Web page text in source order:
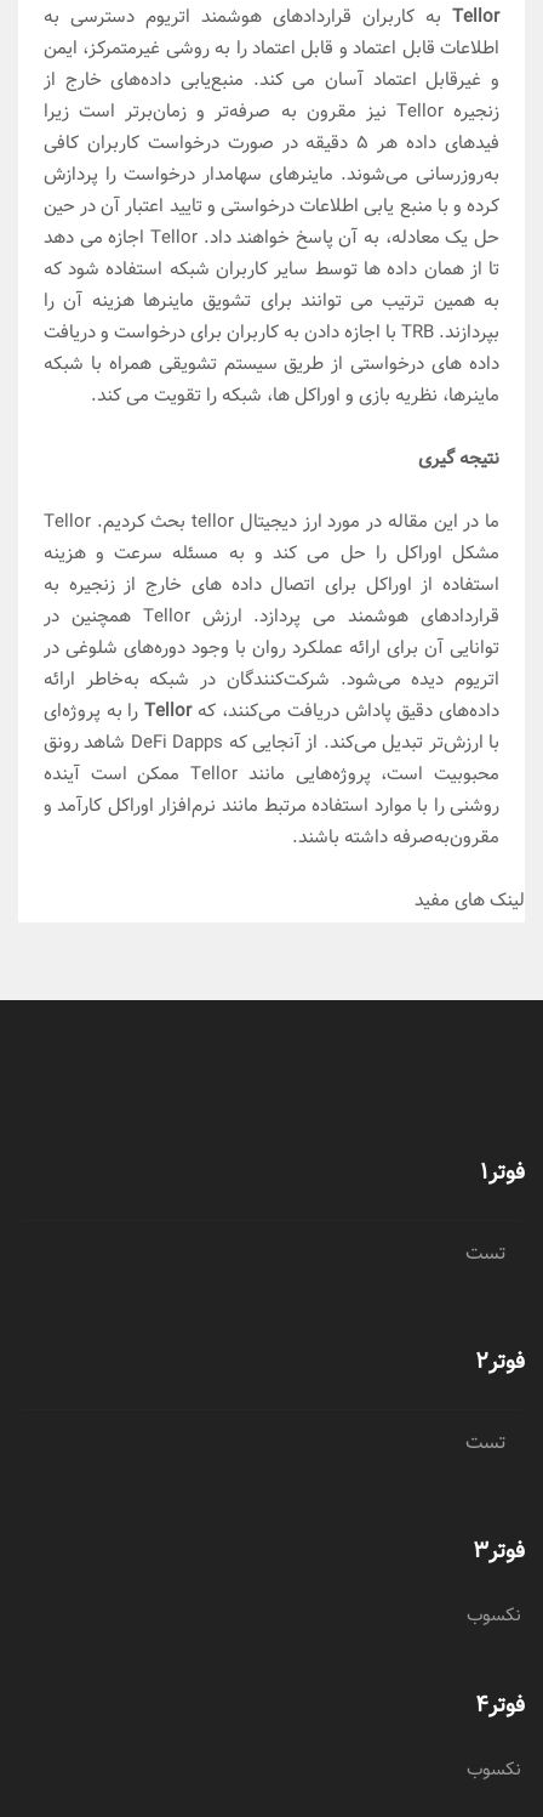
Tellor به کاربران قراردادهای هوشمند اتریوم دسترسی به
اطلاعات قابل اعتماد و قابل اعتماد را به روشی غیرمتمرکز، ایمن
و غیرقابل اعتماد آسان می کند. منبع‌یابی داده‌های خارج از
زنجیره Tellor نیز مقرون به صرفه‌تر و زمان‌برتر است زیرا
فیدهای داده هر 5 دقیقه در صورت درخواست کاربران کافی
به‌روزرسانی می‌شوند. ماینرهای سهامدار درخواست را پردازش
کرده و با منبع یابی اطلاعات درخواستی و تایید اعتبار آن در حین
حل یک معادله، به آن پاسخ خواهند داد. Tellor اجازه می دهد
تا از همان داده ها توسط سایر کاربران شبکه استفاده شود که
به همین ترتیب می توانند برای تشویق ماینرها هزینه آن را
بپردازند. TRB با اجازه دادن به کاربران برای درخواست و دریافت
داده های درخواستی از طریق سیستم تشویقی همراه با شبکه
ماینرها، نظریه بازی و اوراکل ها، شبکه را تقویت می کند.
نتیجه گیری
ما در این مقاله در مورد ارز دیجیتال tellor بحث کردیم. Tellor
مشکل اوراکل را حل می کند و به مسئله سرعت و هزینه
استفاده از اوراکل برای اتصال داده های خارج از زنجیره به
قراردادهای هوشمند می پردازد. ارزش Tellor همچنین در
توانایی آن برای ارائه عملکرد روان با وجود دوره‌های شلوغی در
اتریوم دیده می‌شود. شرکت‌کنندگان در شبکه به‌خاطر ارائه
داده‌های دقیق پاداش دریافت می‌کنند، کهTellor را به پروژه‌ای
با ارزش‌تر تبدیل می‌کند. از آنجایی که DeFi Dapps شاهد رونق
محبوبیت است، پروژه‌هایی مانند Tellor ممکن است آینده
روشنی را با موارد استفاده مرتبط مانند نرم‌افزار اوراکل کارآمد و
مقرون‌به‌صرفه داشته باشند.
لینک های مفید
فوتر1
تست
فوتر2
تست
فوتر3
نکسوب
فوتر4
نکسوب